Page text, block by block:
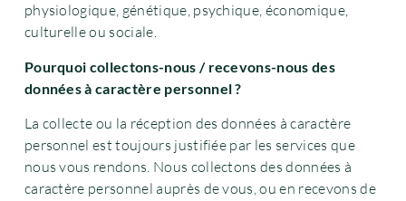
physiologique, génétique, psychique, économique,
culturelle ou sociale.
Pourquoi collectons-nous / recevons-nous des
données à caractère personnel ?
La collecte ou la réception des données à caractère
personnel est toujours justifiée par les services que
nous vous rendons. Nous collectons des données à
caractère personnel auprès de vous, ou en recevons de